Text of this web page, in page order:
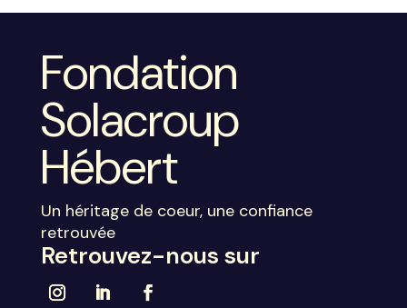
Fondation
Solacroup
Hébert
Un héritage de coeur, une confiance
retrouvée
Retrouvez-nous sur